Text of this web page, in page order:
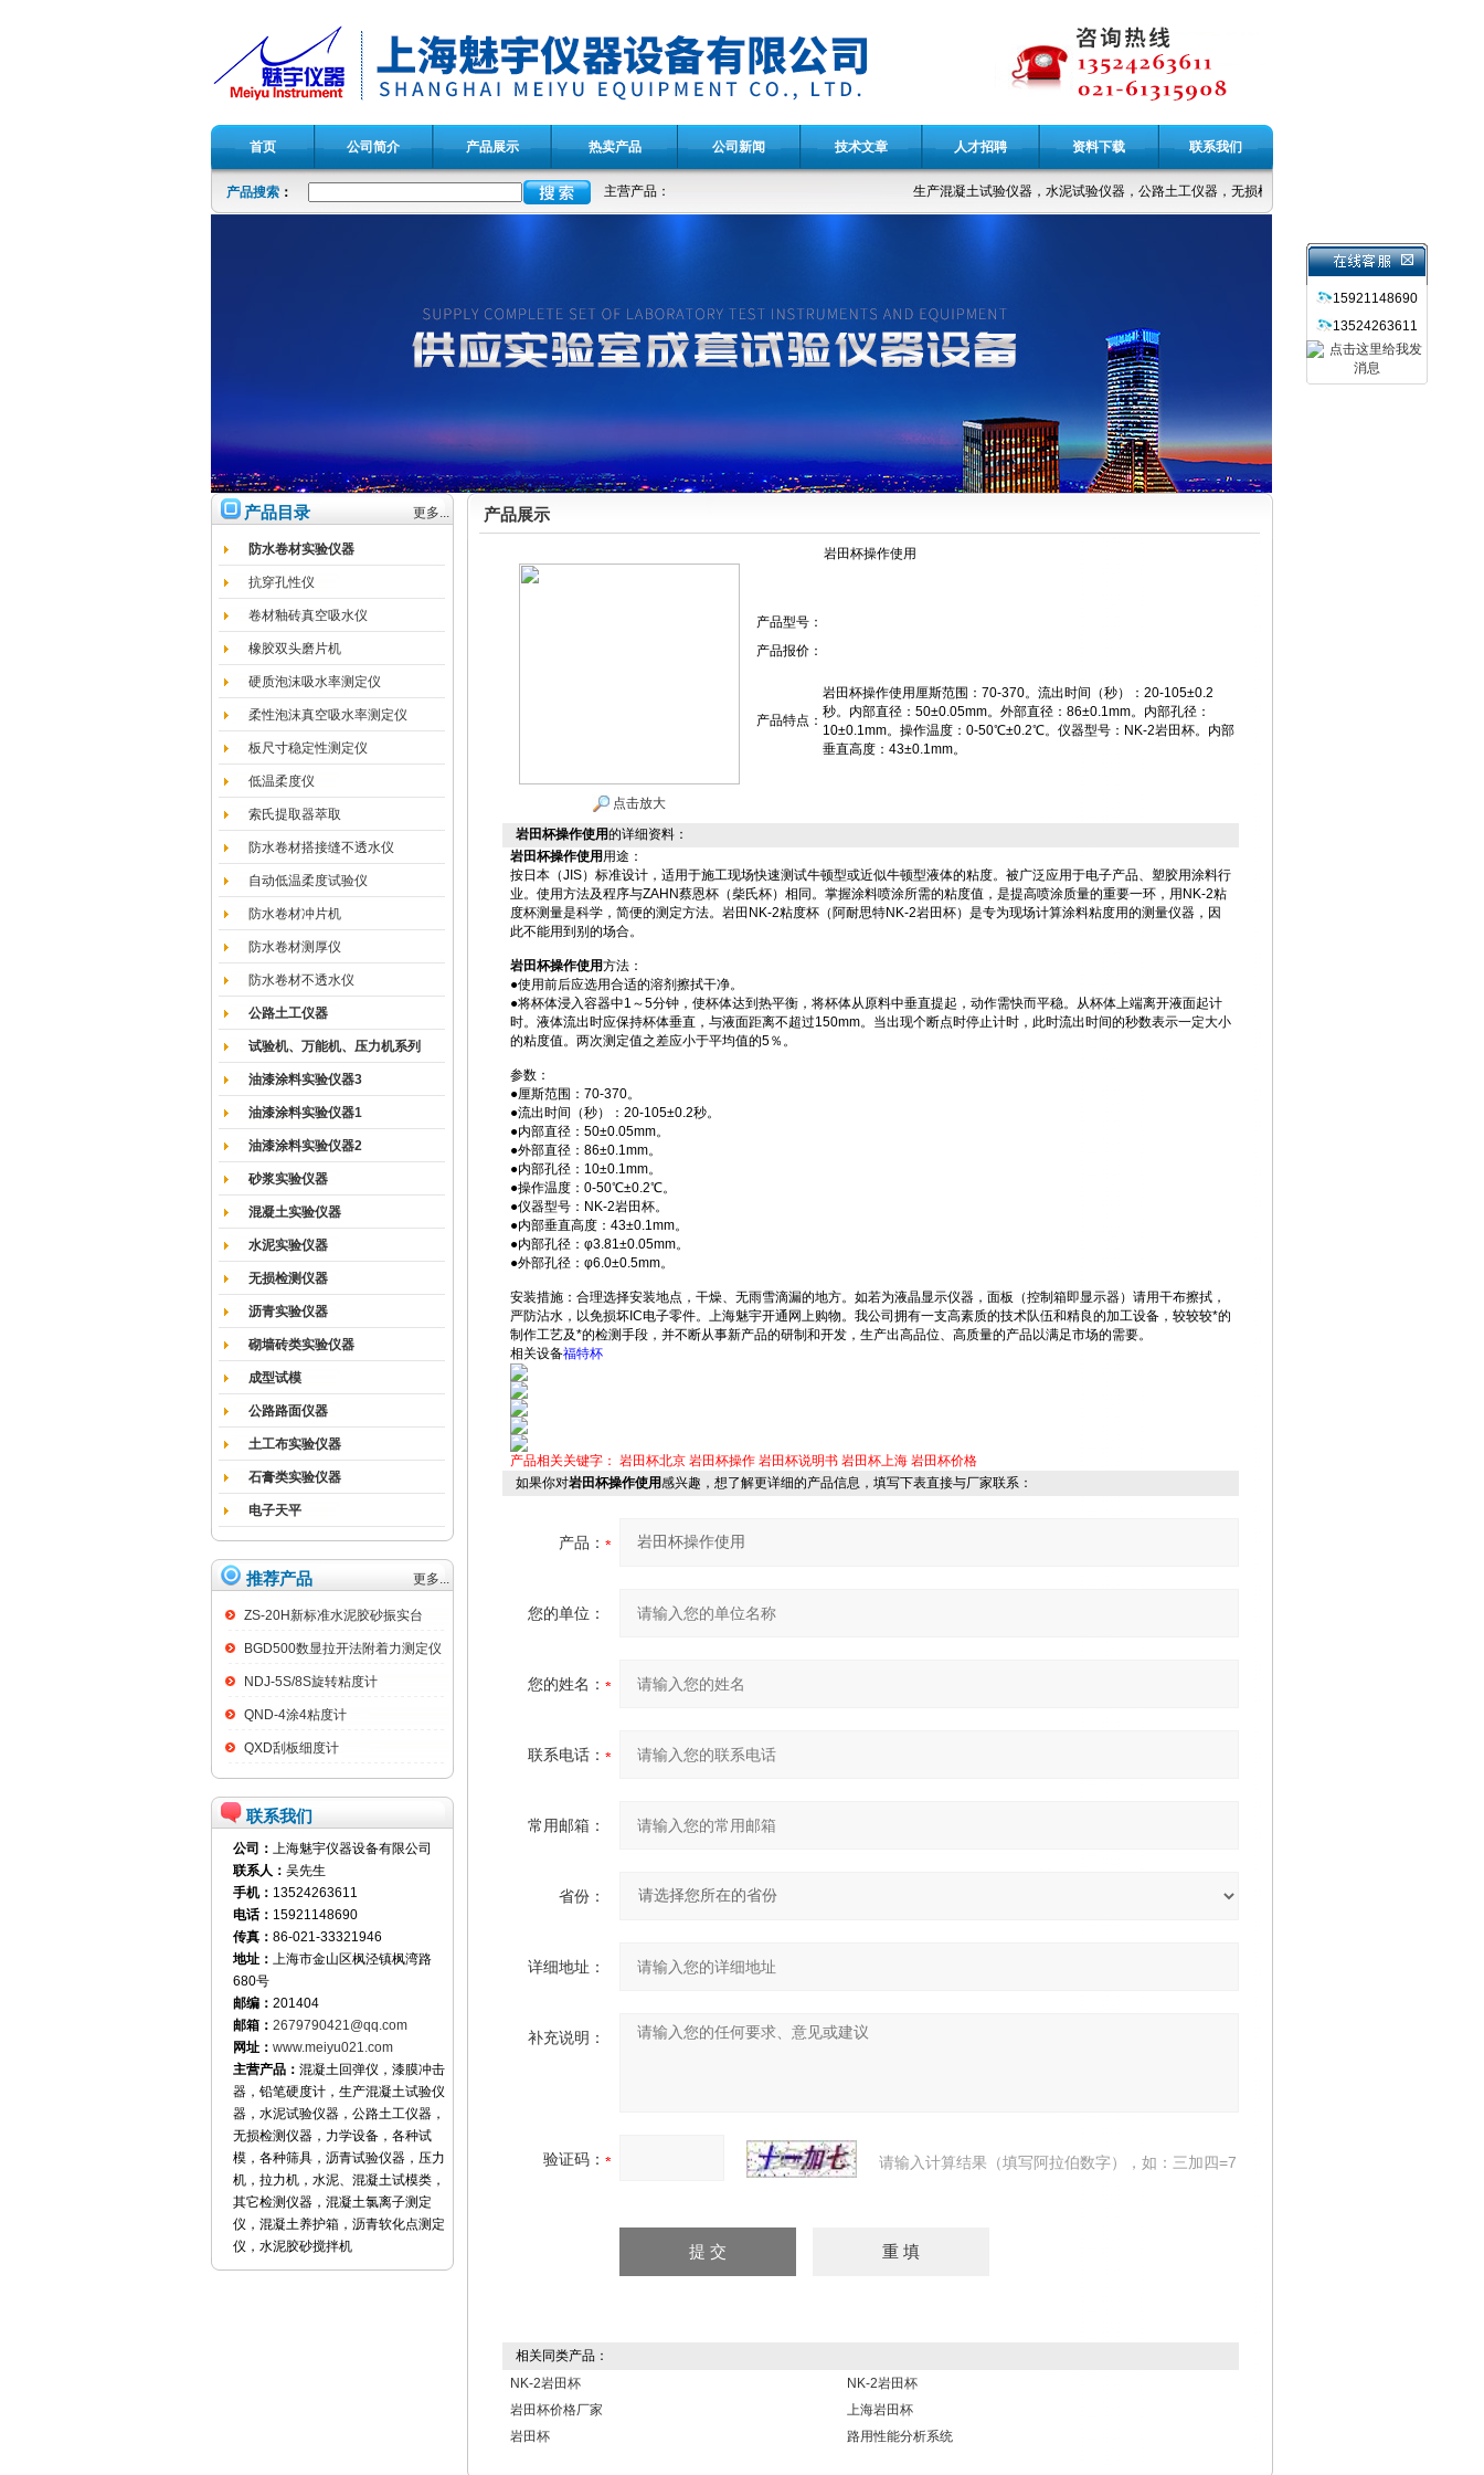
首页 公司简介 产品展示 热卖产品 公司新闻 技术文章 人才招聘 资料下载 联系我们
产品搜索 ： 主营产品： 生产混凝土试验仪器，水泥试验仪器，公路土工仪器，无损检测仪器，力学设备，各种试模，各
15921148690
13524263611
产品目录 更多...
防水卷材实验仪器
抗穿孔性仪
卷材釉砖真空吸水仪
橡胶双头磨片机
硬质泡沫吸水率测定仪
柔性泡沫真空吸水率测定仪
板尺寸稳定性测定仪
低温柔度仪
索氏提取器萃取
防水卷材搭接缝不透水仪
自动低温柔度试验仪
防水卷材冲片机
防水卷材测厚仪
防水卷材不透水仪
公路土工仪器
试验机、万能机、压力机系列
油漆涂料实验仪器3
油漆涂料实验仪器1
油漆涂料实验仪器2
砂浆实验仪器
混凝土实验仪器
水泥实验仪器
无损检测仪器
沥青实验仪器
砌墙砖类实验仪器
成型试模
公路路面仪器
土工布实验仪器
石膏类实验仪器
电子天平
推荐产品 更多...
ZS-20H新标准水泥胶砂振实台
BGD500数显拉开法附着力测定仪
NDJ-5S/8S旋转粘度计
QND-4涂4粘度计
QXD刮板细度计
联系我们
公司： 上海魅宇仪器设备有限公司
联系人： 吴先生
手机： 13524263611
电话： 15921148690
传真： 86-021-33321946
地址： 上海市金山区枫泾镇枫湾路
680号
邮编： 201404
邮箱： 2679790421@qq.com
网址： www.meiyu021.com
主营产品： 混凝土回弹仪，漆膜冲击
器，铅笔硬度计，生产混凝土试验仪
器，水泥试验仪器，公路土工仪器，
无损检测仪器，力学设备，各种试
模，各种筛具，沥青试验仪器，压力
机，拉力机，水泥、混凝土试模类，
其它检测仪器，混凝土氯离子测定
仪，混凝土养护箱，沥青软化点测定
仪，水泥胶砂搅拌机
产品展示
岩田杯操作使用
点击放大
产品型号：
产品报价：
产品特点：
岩田杯操作使用厘斯范围：70-370。流出时间（秒）：20-105±0.2
秒。内部直径：50±0.05mm。外部直径：86±0.1mm。内部孔径：
10±0.1mm。操作温度：0-50℃±0.2℃。仪器型号：NK-2岩田杯。内部
垂直高度：43±0.1mm。
岩田杯操作使用的详细资料：
岩田杯操作使用 用途：
按日本（JIS）标准设计，适用于施工现场快速测试牛顿型或近似牛顿型液体的粘度。被广泛应用于电子产品、塑胶用涂料行
业。使用方法及程序与ZAHN蔡恩杯（柴氏杯）相同。掌握涂料喷涂所需的粘度值，是提高喷涂质量的重要一环，用NK-2粘
度杯测量是科学，简便的测定方法。岩田NK-2粘度杯（阿耐思特NK-2岩田杯）是专为现场计算涂料粘度用的测量仪器，因
此不能用到别的场合。
岩田杯操作使用方法：
●使用前后应选用合适的溶剂擦拭干净。
●将杯体浸入容器中1～5分钟，使杯体达到热平衡，将杯体从原料中垂直提起，动作需快而平稳。从杯体上端离开液面起计
时。液体流出时应保持杯体垂直，与液面距离不超过150mm。当出现个断点时停止计时，此时流出时间的秒数表示一定大小
的粘度值。两次测定值之差应小于平均值的5％。
参数：
●厘斯范围：70-370。
●流出时间（秒）：20-105±0.2秒。
●内部直径：50±0.05mm。
●外部直径：86±0.1mm。
●内部孔径：10±0.1mm。
●操作温度：0-50℃±0.2℃。
●仪器型号：NK-2岩田杯。
●内部垂直高度：43±0.1mm。
●内部孔径：φ3.81±0.05mm。
●外部孔径：φ6.0±0.5mm。
安装措施：合理选择安装地点，干燥、无雨雪滴漏的地方。如若为液晶显示仪器，面板（控制箱即显示器）请用干布擦拭，
严防沾水，以免损坏IC电子零件。上海魅宇开通网上购物。我公司拥有一支高素质的技术队伍和精良的加工设备，较较较*的
制作工艺及*的检测手段，并不断从事新产品的研制和开发，生产出高品位、高质量的产品以满足市场的需要。
相关设备福特杯
产品相关关键字： 岩田杯北京 岩田杯操作 岩田杯说明书 岩田杯上海 岩田杯价格
如果你对岩田杯操作使用感兴趣，想了解更详细的产品信息，填写下表直接与厂家联系：
产品：
您的单位：
您的姓名：
联系电话：
常用邮箱：
省份：
详细地址：
补充说明：
验证码： 请输入计算结果（填写阿拉伯数字），如：三加四=7
相关同类产品：
NK-2岩田杯
NK-2岩田杯
岩田杯价格厂家
上海岩田杯
岩田杯
路用性能分析系统